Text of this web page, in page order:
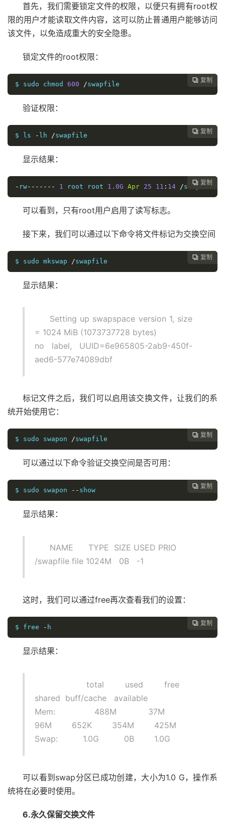
首先，我们需要锁定文件的权限，以便只有拥有root权
限的用户才能读取文件内容，这可以防止普通用户能够访问
该文件，以免造成重大的安全隐患。
锁定文件的root权限：
 复制
$ sudo chmod 600 /swapfile
验证权限：
 复制
$ ls - lh /swapfile
显示结果：
 复制
- rw------- 1 root root 1.0G Apr 25 11 : 14 /swapfile
可以看到，只有root用户启用了读写标志。
接下来，我们可以通过以下命令将文件标记为交换空间
 复制
$ sudo mkswap /swapfile
显示结果：
Setting up swapspace version 1, size
= 1024 MiB (1073737728 bytes)
no label, UUID=6e965805-2ab9-450f-
aed6-577e74089dbf
标记文件之后，我们可以启用该交换文件，让我们的系
统开始使用它：
 复制
$ sudo swapon /swapfile
可以通过以下命令验证交换空间是否可用：
 复制
$ sudo swapon -- show
显示结果：
NAME TYPE SIZE USED PRIO
/swapfile file 1024M 0B -1
这时，我们可以通过free再次查看我们的设置：
 复制
$ free - h
显示结果：
total used free
shared buff/cache available
Mem: 488M 37M
96M 652K 354M 425M
Swap: 1.0G 0B 1.0G
可以看到swap分区已成功创建，大小为1.0 G，操作系
统将在必要时使用。
6.永久保留交换文件